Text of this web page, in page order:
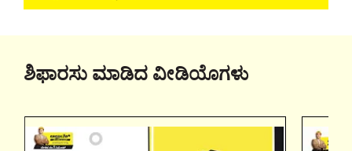
ಶಿಫಾರಸು ಮಾಡಿದ ವೀಡಿಯೊಗಳು